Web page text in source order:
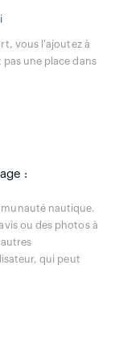
vous l'ajoutez à
pas une place dans
:
nautique.
ou des photos à
qui peut